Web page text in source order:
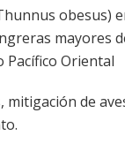
obesus)
mayores
Oriental
de